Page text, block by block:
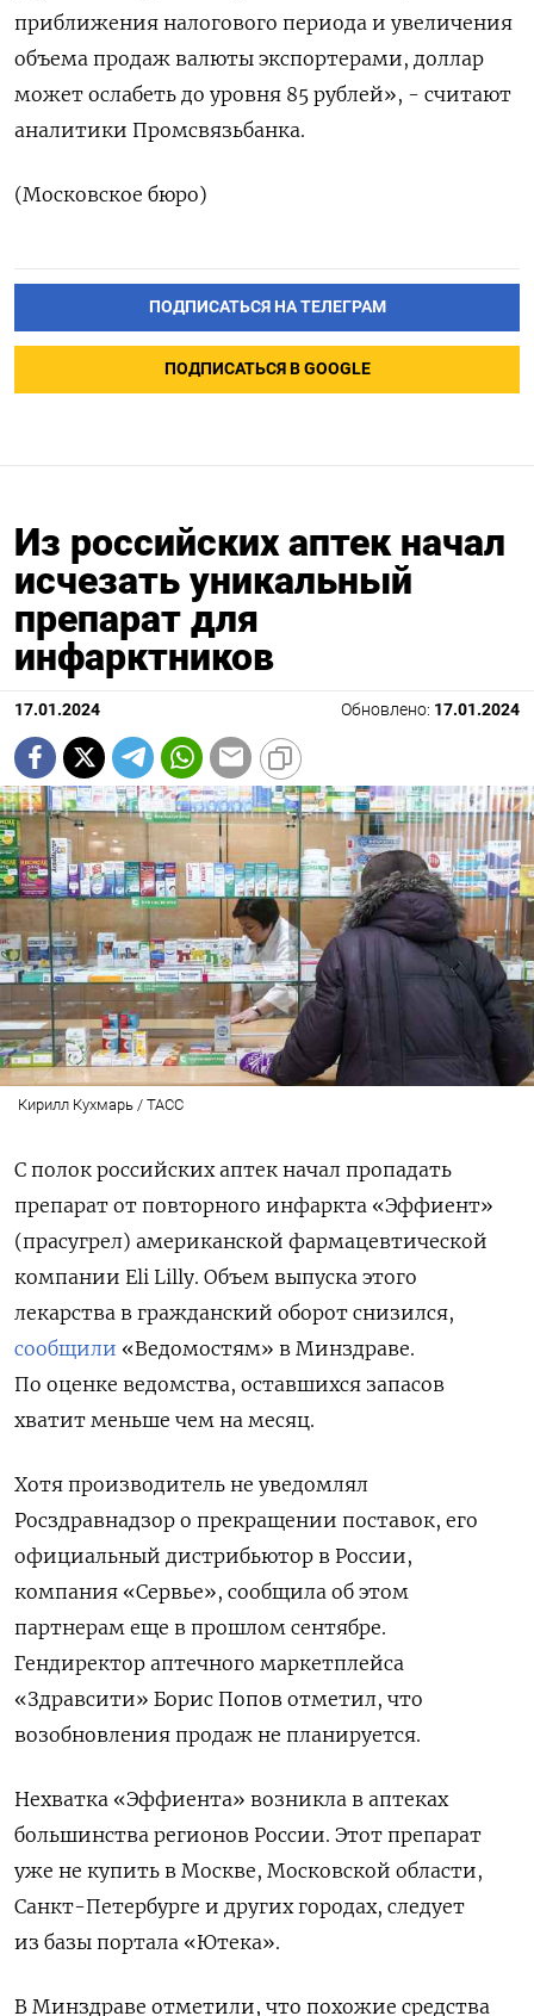
приближения налогового периода и увеличения
объема продаж валюты экспортерами, доллар
может ослабеть до уровня 85 рублей», - считают
аналитики Промсвязьбанка.
(Московское бюро)
ПОДПИСАТЬСЯ НА ТЕЛЕГРАМ
ПОДПИСАТЬСЯ В GOOGLE
Из российских аптек начал
исчезать уникальный
препарат для
инфарктников
17.01.2024 Обновлено: 17.01.2024
Кирилл Кухмарь / ТАСС
С полок российских аптек начал пропадать
препарат от повторного инфаркта «Эффиент»
(прасугрел) американской фармацевтической
компании Eli Lilly. Объем выпуска этого
лекарства в гражданский оборот снизился,
сообщили «Ведомостям» в Минздраве.
По оценке ведомства, оставшихся запасов
хватит меньше чем на месяц.
Хотя производитель не уведомлял
Росздравнадзор о прекращении поставок, его
официальный дистрибьютор в России,
компания «Сервье», сообщила об этом
партнерам еще в прошлом сентябре.
Гендиректор аптечного маркетплейса
«Здравсити» Борис Попов отметил, что
возобновления продаж не планируется.
Нехватка «Эффиента» возникла в аптеках
большинства регионов России. Этот препарат
уже не купить в Москве, Московской области,
Санкт-Петербурге и других городах, следует
из базы портала «Ютека».
В Минздраве отметили, что похожие средства